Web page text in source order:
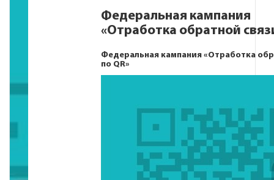
Федеральная кампания
«Отработка обратной
Федеральная кампания «Отработка
по QR»